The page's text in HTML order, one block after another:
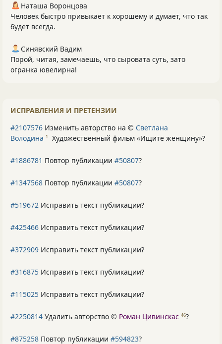
Наташа Воронцова
Человек быстро привыкает к хорошему и думает, что так
будет всегда.
Синявский Вадим
Порой, читая, замечаешь, что сыровата суть, зато
огранка ювелирна!
ИСПРАВЛЕНИЯ И ПРЕТЕНЗИИ
#2107576 Изменить авторство на © Светлана
Володина 1 Художественный фильм «Ищите женщину»?
#1886781 Повтор публикации #50807?
#1347568 Повтор публикации #50807?
#519672 Исправить текст публикации?
#425466 Исправить текст публикации?
#372909 Исправить текст публикации?
#316875 Исправить текст публикации?
#115025 Исправить текст публикации?
#2250814 Удалить авторство © Роман Цивинскас 46?
#875258 Повтор публикации #594823?